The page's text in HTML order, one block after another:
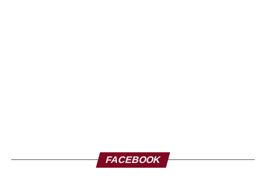
FACEBOOK